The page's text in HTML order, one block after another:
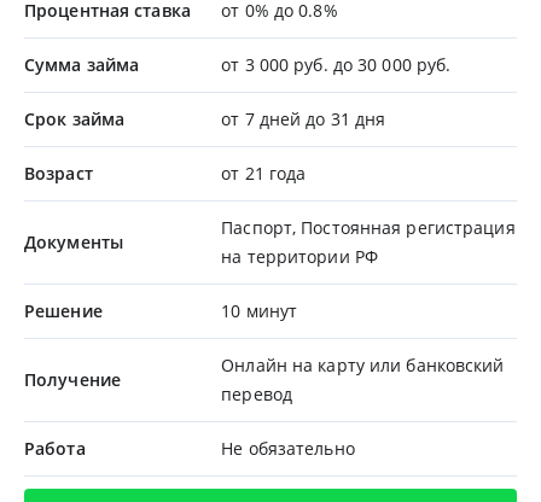
Процентная ставка от 0% до 0.8%
Сумма займа от 3 000 руб. до 30 000 руб.
Срок займа от 7 дней до 31 дня
Возраст от 21 года
Документы
Паспорт, Постоянная регистрация
на территории РФ
Решение 10 минут
Получение
Онлайн на карту или банковский
перевод
Работа Не обязательно